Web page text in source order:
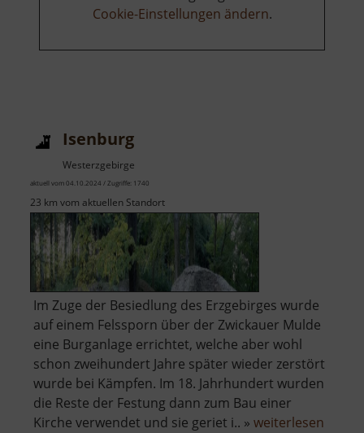
Cookie-Einstellungen ändern.
Isenburg
Westerzgebirge
aktuell vom 04.10.2024 / Zugriffe: 1740
23 km vom aktuellen Standort
Im Zuge der Besiedlung des Erzgebirges wurde
auf einem Felssporn über der Zwickauer Mulde
eine Burganlage errichtet, welche aber wohl
schon zweihundert Jahre später wieder zerstört
wurde bei Kämpfen. Im 18. Jahrhundert wurden
die Reste der Festung dann zum Bau einer
Kirche verwendet und sie geriet i.. » weiterlesen